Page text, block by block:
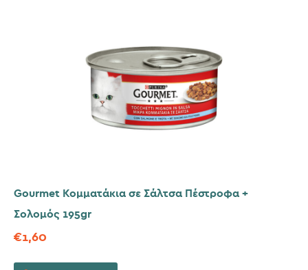
Gourmet Κομματάκια σε Σάλτσα Πέστροφα +
Σολομός 195gr
€1,60